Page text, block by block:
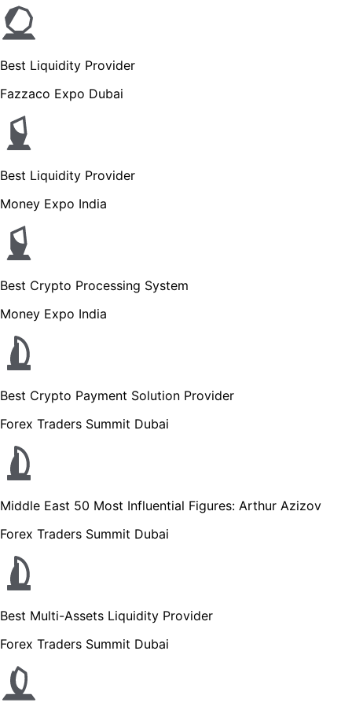
Best Liquidity Provider
Fazzaco Expo Dubai
Best Liquidity Provider
Money Expo India
Best Crypto Processing System
Money Expo India
Best Crypto Payment Solution Provider
Forex Traders Summit Dubai
Middle East 50 Most Influential Figures: Arthur Azizov
Forex Traders Summit Dubai
Best Multi-Assets Liquidity Provider
Forex Traders Summit Dubai